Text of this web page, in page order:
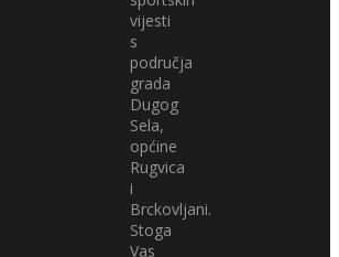
vijesti
s
područja
grada
Dugog
Sela,
općine
Rugvica
i
Brckovljani.
Stoga
Vas